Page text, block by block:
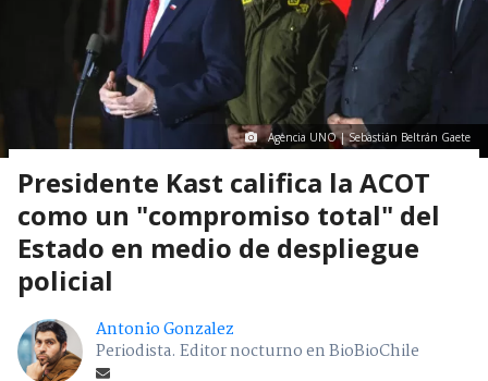
Agencia UNO | Sebastián Beltrán Gaete
Presidente Kast califica la ACOT
como un "compromiso total" del
Estado en medio de despliegue
policial
Antonio Gonzalez
Periodista. Editor nocturno en BioBioChile